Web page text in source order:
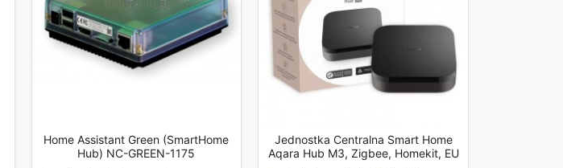
Home Assistant Green (SmartHome
Hub) NC-GREEN-1175
Jednostka Centralna Smart Home
Aqara Hub M3, Zigbee, Homekit, EU